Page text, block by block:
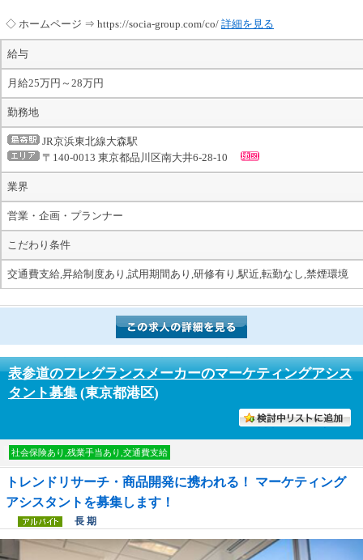
◇ ホームページ ⇒ https://socia-group.com/co/ 詳細を見る
給与
月給25万円～28万円
勤務地
JR京浜東北線大森駅
〒140-0013 東京都品川区南大井6-28-10
業界
営業・企画・プランナー
こだわり条件
交通費支給,昇給制度あり,試用期間あり,研修有り,駅近,転勤なし,禁煙環境
表参道のフレグランスメーカーのマーケティングアシス
タント募集 (東京都港区)
社会保険あり,残業手当あり,交通費支給
トレンドリサーチ・商品開発に携われる！ マーケティング
アシスタントを募集します！
長 期